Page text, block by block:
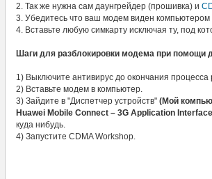
2. Так же нужна сам даунгрейдер (прошивка) и
3. Убедитесь что ваш модем виден компьютером
4. Вставьте любую симкарту исключая ту, под
Шаги для разблокировки модема при помощи
1) Выключите антивирус до окончания процесса
2) Вставьте модем в компьютер.
3) Зайдите в "Диспетчер устройств" (Мой
Huawei Mobile Connect – 3G Application
куда нибудь.
4) Запустите CDMA Workshop.